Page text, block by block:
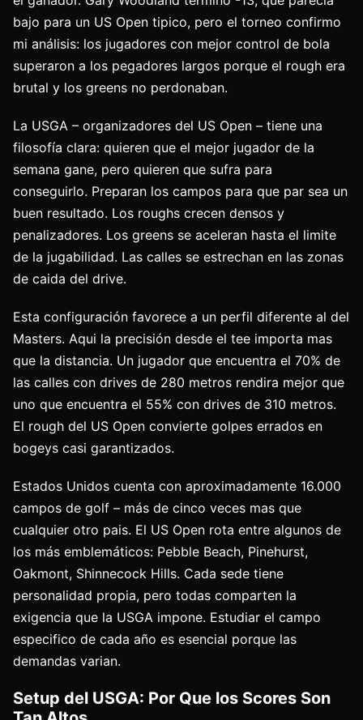
bajo para un US Open tipico, pero el torneo confirmo
mi análisis: los jugadores con mejor control de bola
superaron a los pegadores largos porque el rough era
brutal y los greens no perdonaban.
La USGA – organizadores del US Open – tiene una
filosofía clara: quieren que el mejor jugador de la
semana gane, pero quieren que sufra para
conseguirlo. Preparan los campos para que par sea un
buen resultado. Los roughs crecen densos y
penalizadores. Los greens se aceleran hasta el limite
de la jugabilidad. Las calles se estrechan en las zonas
de caida del drive.
Esta configuración favorece a un perfil diferente al del
Masters. Aqui la precisión desde el tee importa mas
que la distancia. Un jugador que encuentra el 70% de
las calles con drives de 280 metros rendira mejor que
uno que encuentra el 55% con drives de 310 metros.
El rough del US Open convierte golpes errados en
bogeys casi garantizados.
Estados Unidos cuenta con aproximadamente 16.000
campos de golf – más de cinco veces mas que
cualquier otro pais. El US Open rota entre algunos de
los más emblemáticos: Pebble Beach, Pinehurst,
Oakmont, Shinnecock Hills. Cada sede tiene
personalidad propia, pero todas comparten la
exigencia que la USGA impone. Estudiar el campo
especifico de cada año es esencial porque las
demandas varian.
Setup del USGA: Por Que los Scores Son